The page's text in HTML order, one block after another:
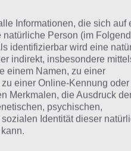
hierbei im Jungle
Relikte
Relic Run
Einsammeln der
der Hinweise. Hast du
Informationen, die sich auf
Person (im
identifizierbar wird eine
indirekt, insbesondere
einem Namen, zu einer
einer Online-Kennung oder
Merkmalen, die Ausdruck
psychischen,
Identität dieser